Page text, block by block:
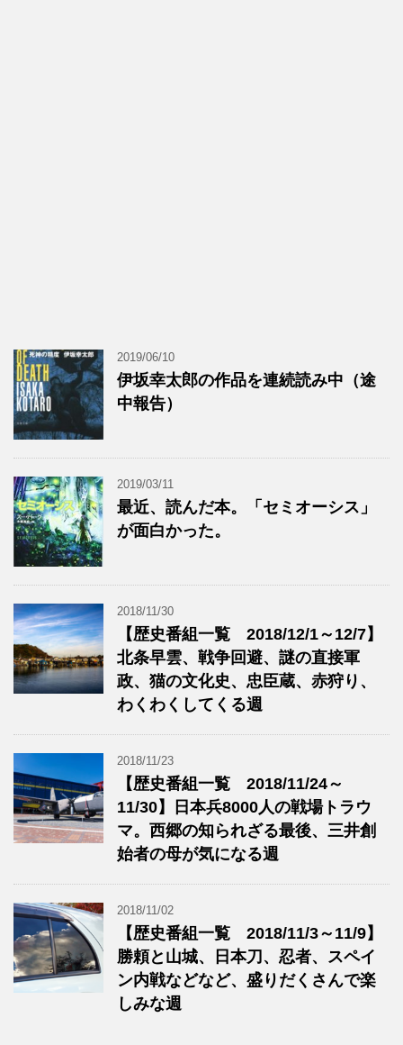
2019/06/10
伊坂幸太郎の作品を連続読み中（途
中報告）
2019/03/11
最近、読んだ本。「セミオーシス」
が面白かった。
2018/11/30
【歴史番組一覧 2018/12/1～12/7】
北条早雲、戦争回避、謎の直接軍
政、猫の文化史、忠臣蔵、赤狩り、
わくわくしてくる週
2018/11/23
【歴史番組一覧 2018/11/24～
11/30】日本兵8000人の戦場トラウ
マ。西郷の知られざる最後、三井創
始者の母が気になる週
2018/11/02
【歴史番組一覧 2018/11/3～11/9】
勝頼と山城、日本刀、忍者、スペイ
ン内戦などなど、盛りだくさんで楽
しみな週